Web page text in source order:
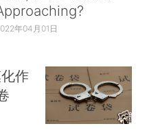
年04月01日
作